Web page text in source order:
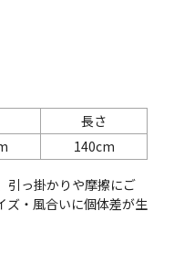
長さ
140cm
引っ掛かりや摩擦にご
ズ・風合いに個体差が生